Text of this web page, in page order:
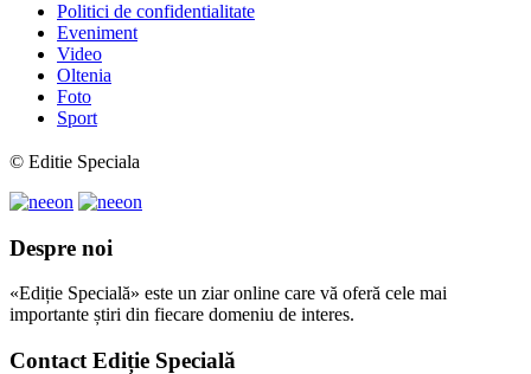
Politici de confidentialitate
Eveniment
Video
Oltenia
Foto
Sport
© Editie Speciala
Despre noi
«Ediție Specială» este un ziar online care vă oferă cele mai
importante știri din fiecare domeniu de interes.
Contact Ediție Specială